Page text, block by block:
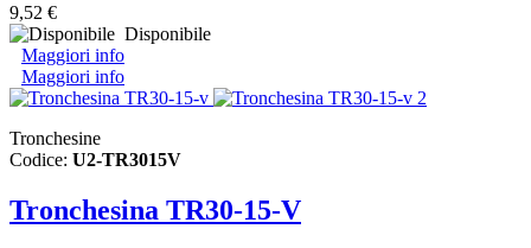
9,52 €
Disponibile
Maggiori info
Maggiori info
Tronchesine
Codice: U2-TR3015V
Tronchesina TR30-15-V